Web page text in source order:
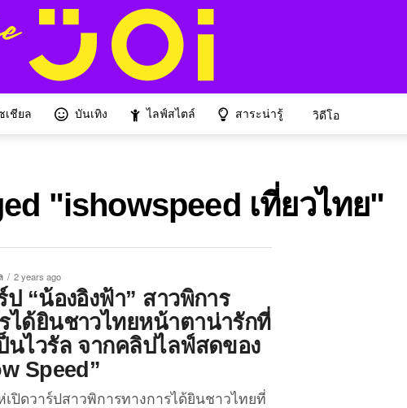
เชียล บันเทิง ไลฟ์สไตล์ สาระน่ารู้ วิดีโอ
"ishowspeed เที่ยวไทย"
2 years ago
ป “น้องอิงฟ้า” สาวพิการ
ได้ยินชาวไทยหน้าตาน่ารักที่
นไวรัล จากคลิปไลฟ์สดของ
Speed”
เปิดวาร์ป​สาวพิการทางการได้ยินชาวไทยที่